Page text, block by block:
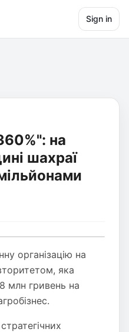
Sign in
на
шахраї
організацію на
яка
млн гривень на